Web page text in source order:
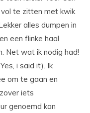
te zitten met kwik
alles dumpen in
een flinke haal
Net wat ik nodig had!
i said it). Ik
om te gaan en
iets
genoemd kan